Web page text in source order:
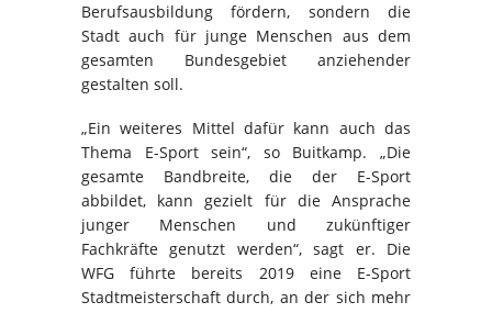
Berufsausbildung fördern, sondern die
Stadt auch für junge Menschen aus dem
gesamten Bundesgebiet anziehender
gestalten soll.
„Ein weiteres Mittel dafür kann auch das
Thema E-Sport sein“, so Buitkamp. „Die
gesamte Bandbreite, die der E-Sport
abbildet, kann gezielt für die Ansprache
junger Menschen und zukünftiger
Fachkräfte genutzt werden“, sagt er. Die
WFG führte bereits 2019 eine E-Sport
Stadtmeisterschaft durch, an der sich mehr